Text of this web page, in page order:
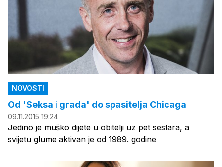
NOVOSTI
Od 'Seksa i grada' do spasitelja Chicaga
09.11.2015 19:24
Jedino je muško dijete u obitelji uz pet sestara, a
svijetu glume aktivan je od 1989. godine